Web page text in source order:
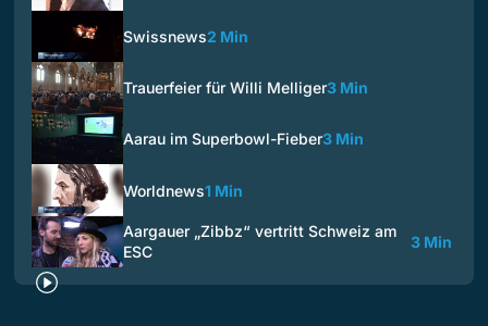
Swissnews2 Min
Trauerfeier für Willi Melliger3 Min
Aarau im Superbowl-Fieber3 Min
Worldnews1 Min
Aargauer „Zibbz“ vertritt Schweiz am
ESC
3 Min